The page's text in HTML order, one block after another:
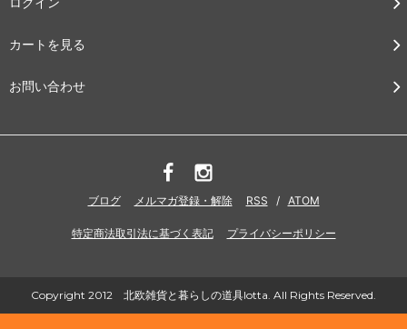
カートを見る
お問い合わせ
ブログ メルマガ登録・解除 RSS / ATOM
特定商法取引法に基づく表記 プライバシーポリシー
Copyright 2012 北欧雑貨と暮らしの道具lotta. All Rights Reserved.